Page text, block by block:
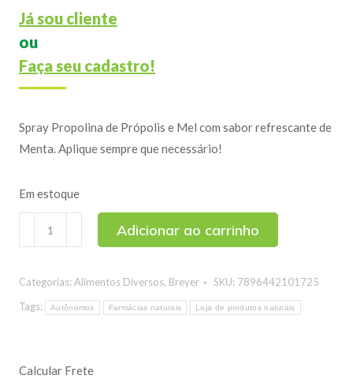
Já sou cliente
ou
Faça seu cadastro!
Spray Propolina de Própolis e Mel com sabor refrescante de
Menta. Aplique sempre que necessário!
Em estoque
Própolis
e
Mel
Spray
Adicionar ao carrinho
Categorias: Alimentos Diversos, Breyer SKU: 7896442101725
Tags:
Autônomos Farmácias naturais Loja de produtos naturais
Calcular Frete